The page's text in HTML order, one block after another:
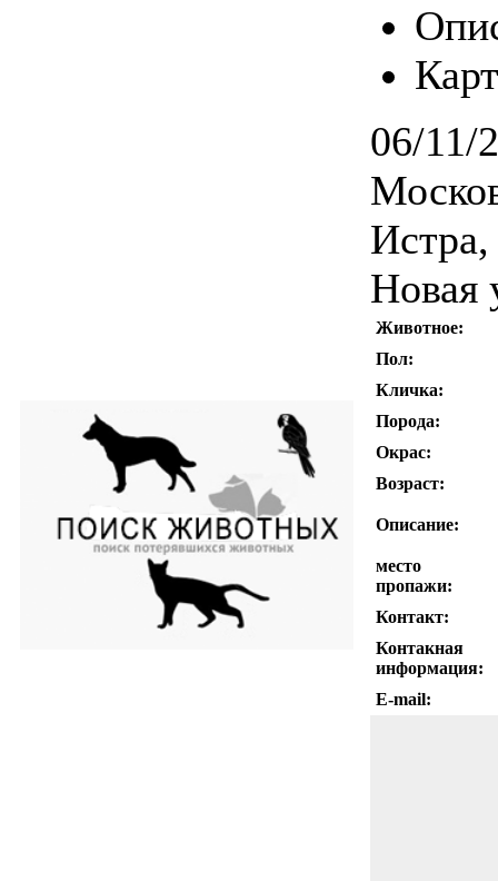
06/11/
Новая
Животное:
Пол:
Кличка:
Порода:
Окрас:
Возраст:
Описание:
место
пропажи:
Контакт:
Контакная
информация:
E-mail: